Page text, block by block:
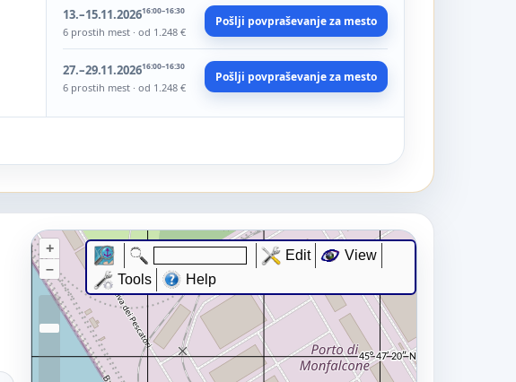
13.–15.11.202616:00–16:30
6 prostih mest · od 1.248 €
Pošlji povpraševanje za mesto
27.–29.11.202616:00–16:30
6 prostih mest · od 1.248 €
Pošlji povpraševanje za mesto